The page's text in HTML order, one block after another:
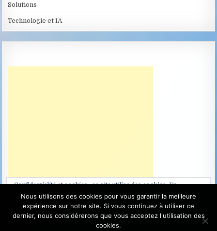
Solutions
Technologie et IA
Confidentialité et cookies : ce site utilise des cookies. En
continuant à utiliser ce site Web, vous acceptez leur utilisation.
Pour en savoir plus, notamment sur la façon de contrôler les
cookies, consultez :Politique relative aux cookies
Nous utilisons des cookies pour vous garantir la meilleure
expérience sur notre site. Si vous continuez à utiliser ce
dernier, nous considérerons que vous acceptez l'utilisation des
cookies.